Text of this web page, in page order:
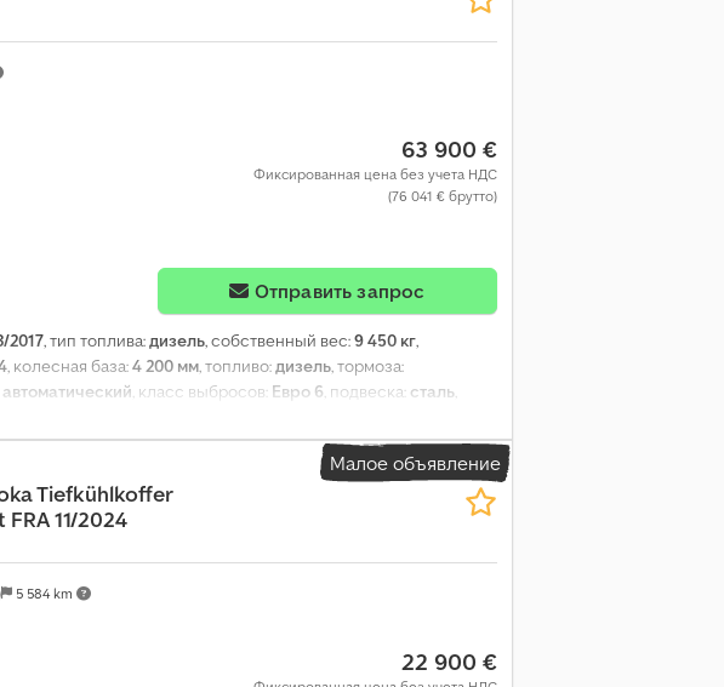
63 900 €
Фиксированная цена без учета НДС
(76 041 € брутто)
Отправить запрос
2017, тип топлива:дизель, собственный вес:9 450 кг,
, колесная база:4 200 мм, топливо:дизель, тормоза:
автоматический, класс выбросов: Евро 6, подвеска: сталь,
для загрузки:
круиз-контроль, низкий уровень шума, отопитель
Малое объявление
5 584 km
Tiefkühlkoffer
11/2024
22 900 €